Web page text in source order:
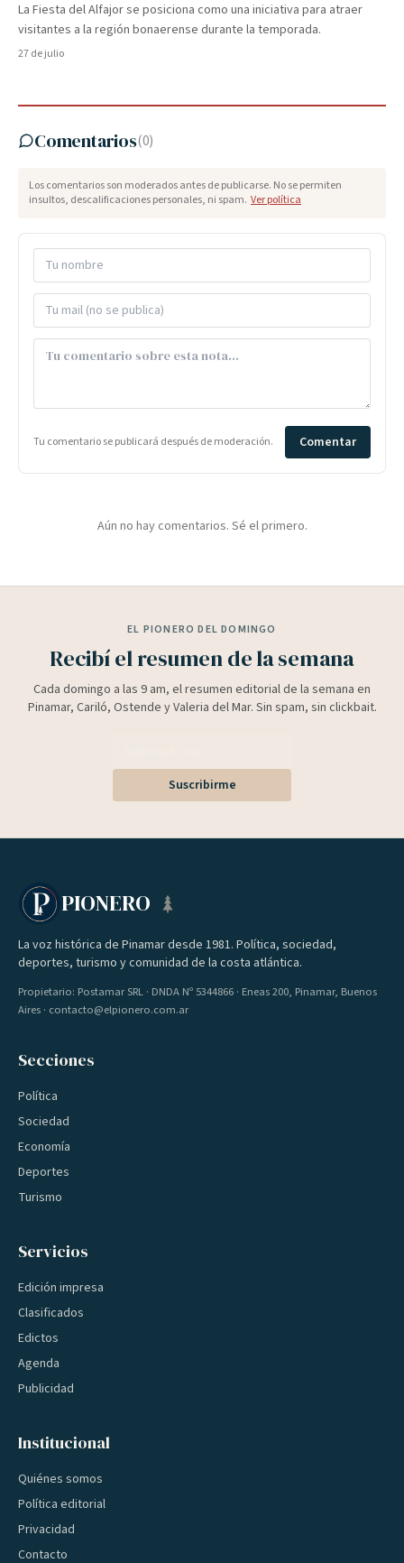
La Fiesta del Alfajor se posiciona como una iniciativa para atraer
visitantes a la región bonaerense durante la temporada.
27 de julio
Comentarios(0)
Los comentarios son moderados antes de publicarse. No se permiten
insultos, descalificaciones personales, ni spam. Ver política
Tu comentario se publicará después de moderación. Comentar
Aún no hay comentarios. Sé el primero.
EL PIONERO DEL DOMINGO
Recibí el resumen de la semana
Cada domingo a las 9 am, el resumen editorial de la semana en
Pinamar, Cariló, Ostende y Valeria del Mar. Sin spam, sin clickbait.
Suscribirme
PIONERO
La voz histórica de Pinamar desde 1981. Política, sociedad,
deportes, turismo y comunidad de la costa atlántica.
Propietario: Postamar SRL · DNDA Nº 5344866 · Eneas 200, Pinamar, Buenos
Aires · contacto@elpionero.com.ar
Secciones
Política
Sociedad
Economía
Deportes
Turismo
Servicios
Edición impresa
Clasificados
Edictos
Agenda
Publicidad
Institucional
Quiénes somos
Política editorial
Privacidad
Contacto